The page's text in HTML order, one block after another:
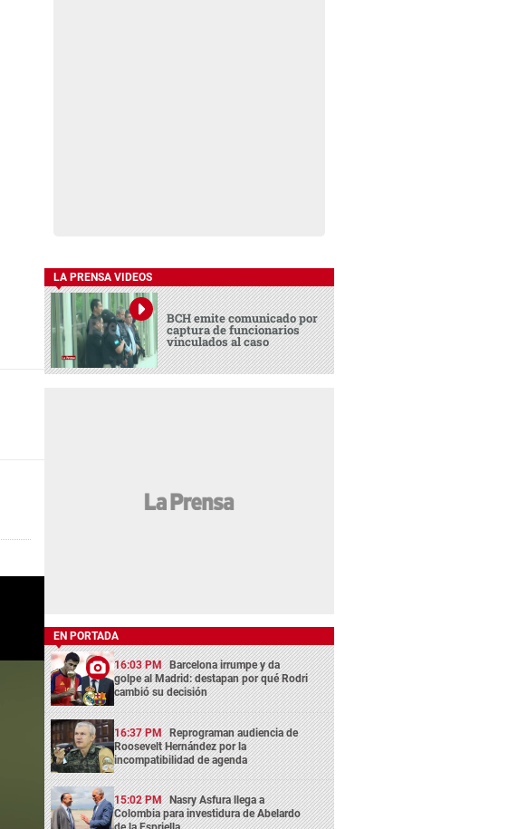
LA PRENSA VIDEOS
BCH emite comunicado por
captura de funcionarios
vinculados al caso
EN PORTADA
16:03 PM Barcelona irrumpe y da
golpe al Madrid: destapan por qué Rodri
cambió su decisión
16:37 PM Reprograman audiencia de
Roosevelt Hernández por la
incompatibilidad de agenda
15:02 PM Nasry Asfura llega a
Colombia para investidura de Abelardo